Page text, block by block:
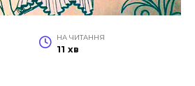
НА ЧИТАННЯ
11 хв